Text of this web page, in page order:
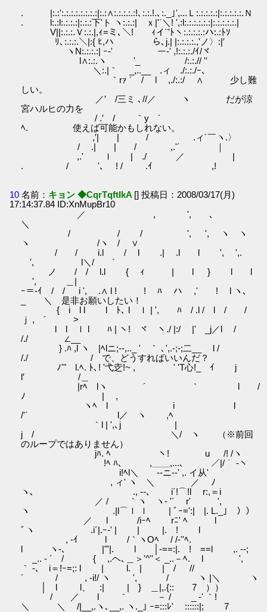
. |:.:':.:.:.:.:.:.:.:|:.:∧:.:.:.:.:!､:.:.!.､:._｣',...Ｌ:.:.:.:.:|:.:.:.:.:.Ｎ
. l:.:l:.:.:.:|:.:.:下'ト ヽ:.:.:| ｘ|'´＼! ',:l:.:.:.:.:.:|:.:.:.:.:.|
V||:.:.:.Ｖ:.:.|,ｨ=ミ､＼! ｨイ¨'ﾄヽ:.:.:.:.:ハ:.:ﾄｿ
ﾘ､:.:.:.＼|:{ ﾋ,ハ ら､j.| |:.:.:.:.,'ノ〉:|′
ヽN:.:.:.:| ｰ‐' ー-' ,!:.:.:./ｲ/ヾ
l∧:.:.ヽ '_ /:.:.// '′
＼:.|｀ _,..__ .ィ ./:.:./ｰ､
｀rｧ ´ / l ,./:.:/ ∧ 少し難
しい。
／′ /三ミ ､//／ ヽ だが涼
宮ハルヒの力を
/ .′ / ｀y ´
ﾍ. 使えば可能かもしれない。
,′| | / .ィ´￣ヽ.〉
/ .| | / ,.'´ ｜
,.' ｌ | ./ ／ |
. / '､ ! / .ｲ ,!
10 名前： キョン ◆CqrTqftIkA [] 投稿日：2008/03/17(月)
17:14:37.84 ID:XnMupBr10
／ , ', ､
＼
/ / / ', ', ヽ ヽ
ヽ /ヽ / ∨
/ / i.l / l .| .l l ', ',.
', l＼/ `
ノ / / l.l { ｨ | l } l l
', ＿|
ｰ＝-ｲ / / i ', .∧ l ! ! ﾊ ハ ,' ! l ヽ､
_ ＼ 是非お願いしたい！
{ i l l l ﾄ､ l ｌ | ', ﾊ / .l / l / /
ｊ ,ゝ´ >
l l ｌ l ﾊ | ヽ! ヾ ヽ./ |:/ |' _j／l /
/./ ∠__
} .ﾊ ,l ヽ |ﾍlニ;--,.._ ' ｀ ､',.-;‐;二__ l /
/./ / で、どうすればいいんだ？
ﾉ'" l.ﾍ. ﾄ､! '弋赱!~ , ' 'T心!_ ｲ j
l′ /＿
|rﾍ lヽ ´ ｀ l /
ﾉ | ,
ヽﾍ l i l
/'´ l／ ヽ ,ﾍ
｀l | ',､j |
j / ＼/ ヽ （※前回
のループではありません）
jﾊ. ﾍ ヽ! u /! /ヽ
!ﾍ ﾊ､ ,＿＿,...､ ／|/｀ ‐ヽ
i!ﾍl＼ ゝ-‐ニ‐-' ,. イ从'
, ィ' ヽ ＼ ／ ﾉ
ヽ､ ., --､ i´!⌒!l r:,＝i
／ / ｀ヽ ヽ- '´ r' ',
ヽ .|l⌒ｌ ｌ | ﾞｰ=':| |. L._｣ ））
／ l /iｰﾍ rﾆ' ﾍ l
ﾞヽ .i´|.ｰ‐' | | |. ! l
, -ｲ l /｀ヽOﾍ / /-''ﾍ.
l ヽ‐､ |"'|. l │-==:|. ! ==l ,. -‐;
_.. - ´ / { ,.ヘ､＿＞'^''＜ _..－ﾍ. l ',
｀ ‐､ i＝!ｰ=;: l | l. | | / //
´ / , -i!/ ヽ ', / ヽ |＼ ヽ
│ l l、 :| | } ＿|,.{:: 7 ））
/ ／ l ｀ ゝ－ / _ -' ｀!
＼ ＼ /|__,.ヽ､__,. ヽ._｣ ｰ=:::ﾚ' ::::::|; 7